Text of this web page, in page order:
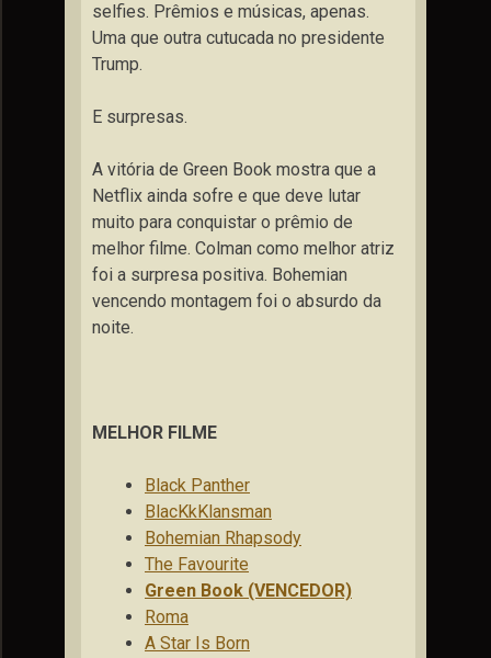
selfies. Prêmios e músicas, apenas.
Uma que outra cutucada no presidente
Trump.
E surpresas.
A vitória de Green Book mostra que a
Netflix ainda sofre e que deve lutar
muito para conquistar o prêmio de
melhor filme. Colman como melhor atriz
foi a surpresa positiva. Bohemian
vencendo montagem foi o absurdo da
noite.
MELHOR FILME
Black Panther
BlacKkKlansman
Bohemian Rhapsody
The Favourite
Green Book (VENCEDOR)
Roma
A Star Is Born